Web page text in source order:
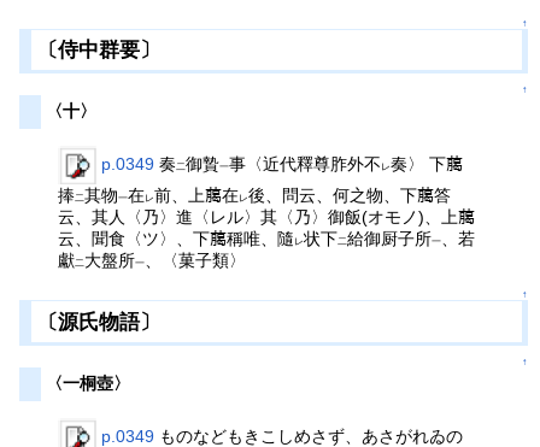
↑
〔侍中群要〕
↑
〈十〉
p.0349 奏二御贄一事〈近代釋尊胙外不 レ奏〉 下﨟
捧二其物一在レ前、上﨟在レ後、問云、何之物、下﨟答
云、其人〈乃〉進〈レル〉其〈乃〉御飯(オモノ)、上﨟
云、聞食〈ツ〉、下﨟稱唯、隨 レ状下二給御厨子所一
、若
獻二大盤所一 、〈菓子類〉
↑
〔源氏物語〕
↑
〈一桐壺〉
p.0349 ものなどもきこしめさず、あさがれゐの